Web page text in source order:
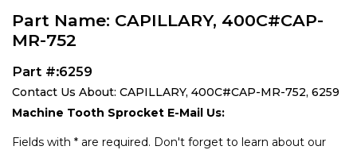
Part Name: CAPILLARY, 400C#CAP-
MR-752
Part #:6259
Contact Us About: CAPILLARY, 400C#CAP-MR-752, 6259
Machine Tooth Sprocket E-Mail Us:
Fields with * are required. Don't forget to learn about our